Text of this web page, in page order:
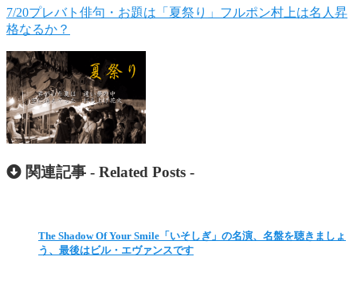
7/20プレバト俳句・お題は「夏祭り」フルポン村上は名人昇
格なるか？
関連記事 - Related Posts -
The Shadow Of Your Smile「いそしぎ」の名演、名盤を聴きましょ
う、最後はビル・エヴァンスです